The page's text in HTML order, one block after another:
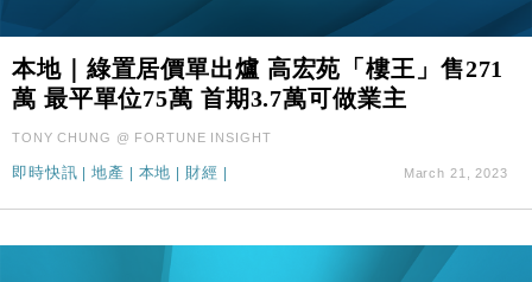
本地｜綠置居價單出爐 高宏苑「樓王」售271
萬 最平單位75萬 首期3.7萬可做業主
TONY CHUNG @ FORTUNE INSIGHT
即時快訊 |地產 | 本地 | 財經 | March 21, 2023